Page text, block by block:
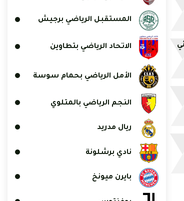
المستقبل الرياضي برجيش
الاتحاد الرياضي بتطاوين
الأمل الرياضي بحمام سوسة
النجم الرياضي بالمتلوي
ريال مدريد
نادي برشلونة
بايرن ميونخ